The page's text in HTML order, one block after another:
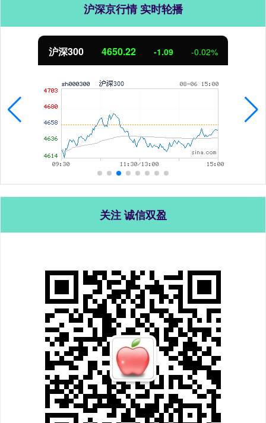
沪深京行情 实时轮播
北证50 1122.88 0.00 0.00%
关注 诚信双盈